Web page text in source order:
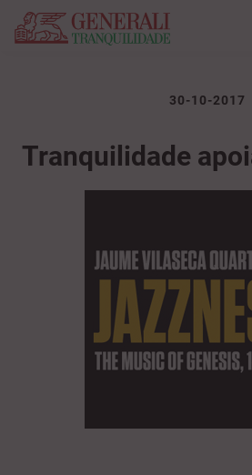
30-10-2017
Tranquilidade